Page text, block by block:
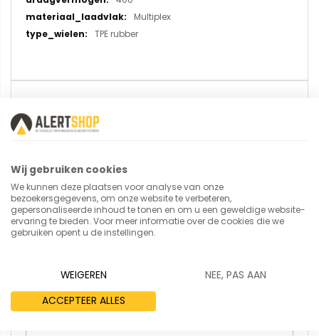
Multiplex
TPE rubber
U plaatst een review over:
Cash en carrywagen 2970 (C+C
Uw naam
Review
Wij gebruiken cookies
We kunnen deze plaatsen voor analyse van onze
bezoekersgegevens, om onze website te verbeteren,
gepersonaliseerde inhoud te tonen en om u een geweldige website-
ervaring te bieden. Voor meer informatie over de cookies die we
gebruiken opent u de instellingen.
WEIGEREN
NEE, PAS AAN
ACCEPTEER ALLES